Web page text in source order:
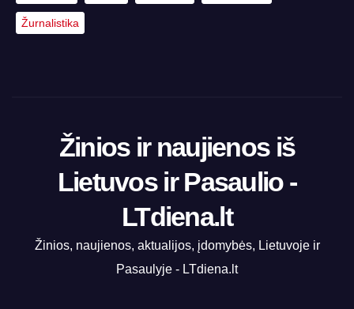
Žurnalistika
Žinios ir naujienos iš
Lietuvos ir Pasaulio -
LTdiena.lt
Žinios, naujienos, aktualijos, įdomybės, Lietuvoje ir
Pasaulyje - LTdiena.lt